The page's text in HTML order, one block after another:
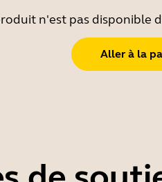
n'est pas disponible
Aller à la